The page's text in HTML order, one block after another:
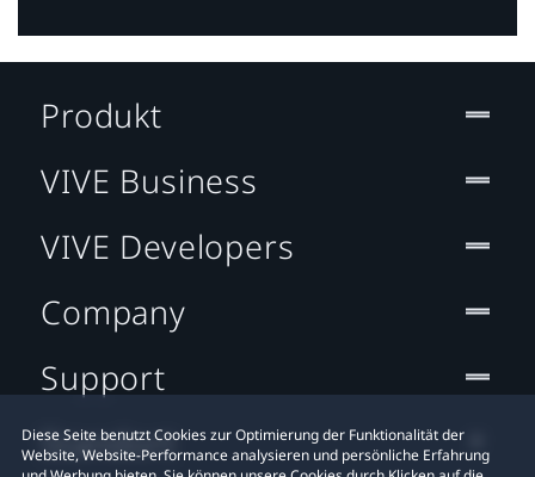
Diese Seite benutzt Cookies zur Optimierung der Funktionalität der
Website, Website-Performance analysieren und persönliche Erfahrung
Produkt
VIVE Business
VIVE Developers
Company
Support
Standort